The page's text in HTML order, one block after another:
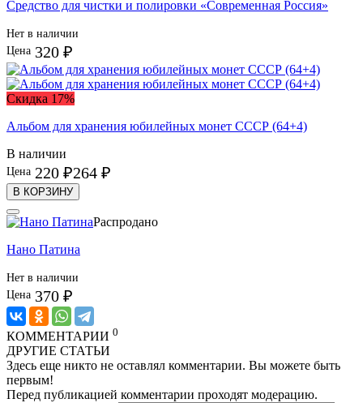
Средство для чистки и полировки «Современная Россия»
Нет в наличии
Цена 320 ₽
Скидка 17%
Альбом для хранения юбилейных монет СССР (64+4)
В наличии
Цена 220 ₽264 ₽
В КОРЗИНУ
Распродано
Нано Патина
Нет в наличии
Цена 370 ₽
КОММЕНТАРИИ 0
ДРУГИЕ СТАТЬИ
Здесь еще никто не оставлял комментарии. Вы можете быть
первым!
Перед публикацией комментарии проходят модерацию.